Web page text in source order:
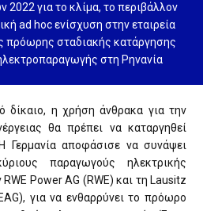
2022 για το κλίμα, το περιβάλλον
ad hoc ενίσχυση στην εταιρεία
πρόωρης σταδιακής κατάργησης
στη Ρηνανία
δίκαιο, η χρήση άνθρακα για την
θα πρέπει να καταργηθεί
αποφάσισε να συνάψει
παραγωγούς ηλεκτρικής
RWE Power AG (RWE) και τη Lausitz
για να ενθαρρύνει το πρόωρο